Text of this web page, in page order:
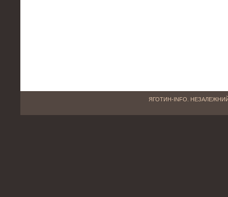
ЯГОТИН-INFO.